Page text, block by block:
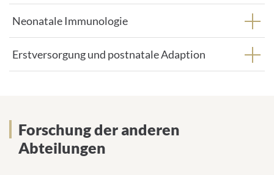
Neonatale Immunologie
Erstversorgung und postnatale Adaption
Forschung der anderen
Abteilungen
Forschung der anderen
Abteilungen